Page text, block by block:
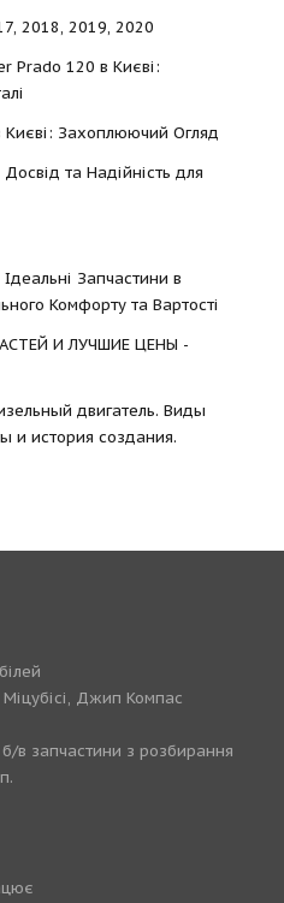
2018, 2019, 2020
Prado 120 в Києві:
Києві: Захоплюючий Огляд
та Надійність для
Запчастини в
Комфорту та Вартості
И ЛУЧШИЕ ЦЕНЫ -
двигатель. Виды
и история создания.
Джип Компас
в запчастини з розбирання